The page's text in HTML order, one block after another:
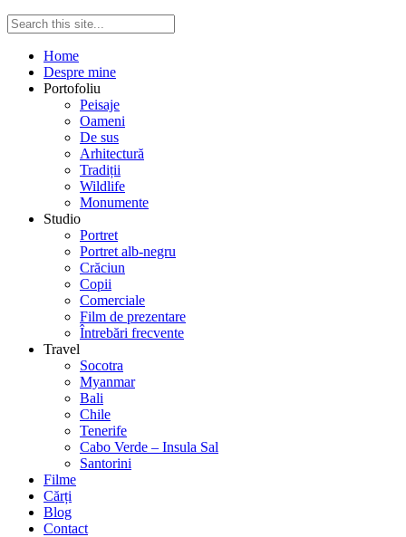
Home
Despre mine
Portofoliu
Peisaje
Oameni
De sus
Arhitectură
Tradiții
Wildlife
Monumente
Studio
Portret
Portret alb-negru
Crăciun
Copii
Comerciale
Film de prezentare
Întrebări frecvente
Travel
Socotra
Myanmar
Bali
Chile
Tenerife
Cabo Verde – Insula Sal
Santorini
Filme
Cărți
Blog
Contact